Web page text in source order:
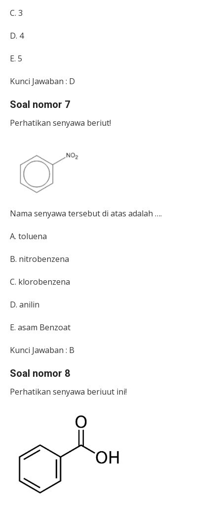
C. 3
D. 4
E. 5
Kunci Jawaban : D
Soal nomor 7
Perhatikan senyawa beriut!
Nama senyawa tersebut di atas adalah ….
A. toluena
B. nitrobenzena
C. klorobenzena
D. anilin
E. asam Benzoat
Kunci Jawaban : B
Soal nomor 8
Perhatikan senyawa beriuut ini!